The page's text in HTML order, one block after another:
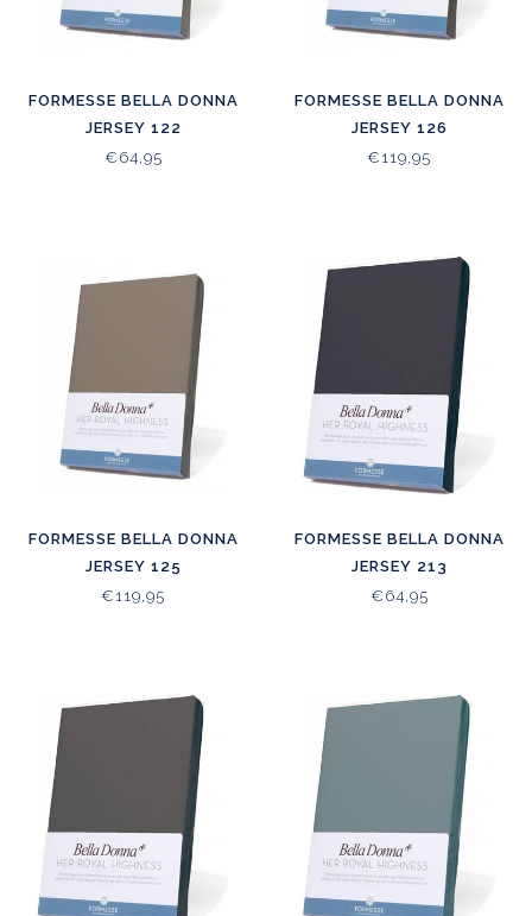
FORMESSE BELLA DONNA
JERSEY 122
€64,95
FORMESSE BELLA DONNA
JERSEY 126
€119,95
FORMESSE BELLA DONNA
JERSEY 125
€119,95
FORMESSE BELLA DONNA
JERSEY 213
€64,95